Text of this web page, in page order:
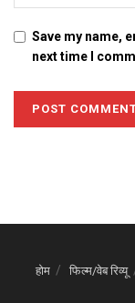
Save my name,
next time I
होम फिल्म/वेब रिव्यू